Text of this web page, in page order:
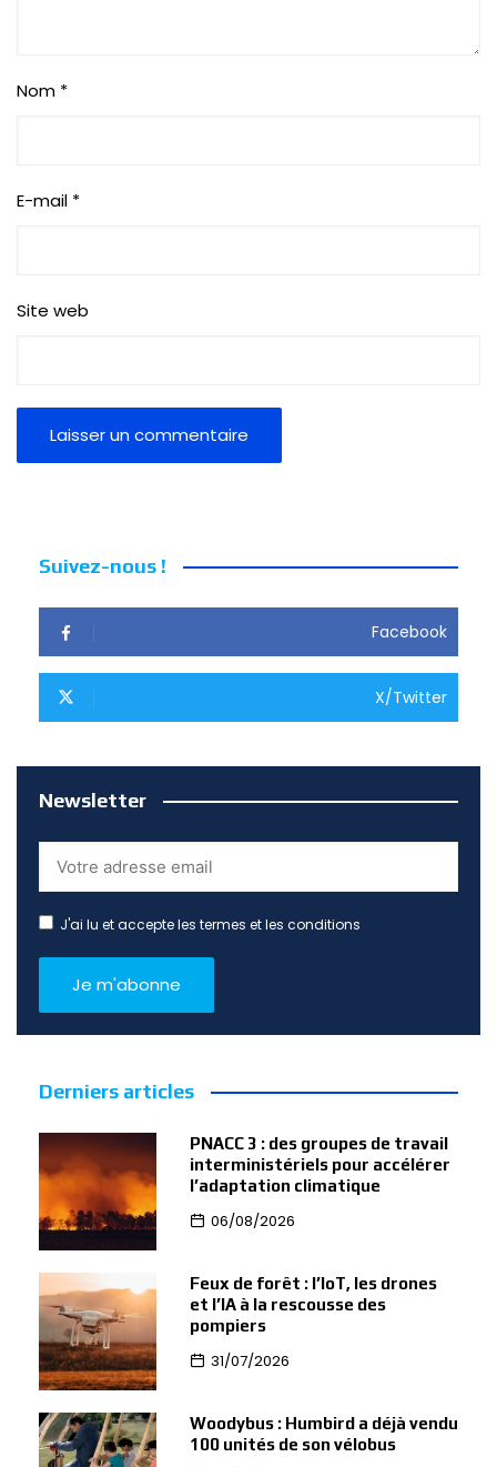
Nom *
E-mail *
Site web
Suivez-nous !
Facebook
X/Twitter
Newsletter
J'ai lu et accepte les termes et les conditions
Derniers articles
PNACC 3 : des groupes de travail
interministériels pour accélérer
l’adaptation climatique
06/08/2026
Feux de forêt : l’IoT, les drones
et l’IA à la rescousse des
pompiers
31/07/2026
Woodybus : Humbird a déjà vendu
100 unités de son vélobus